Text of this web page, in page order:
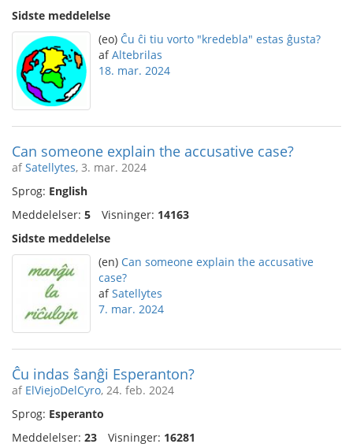
Sidste meddelelse
(eo) Ĉu ĉi tiu vorto "kredebla" estas ĝusta?
afAltebrilas
18. mar. 2024
Can someone explain the accusative case?
afSatellytes, 3. mar. 2024
Sprog: English
Meddelelser: 5 Visninger: 14163
Sidste meddelelse
(en) Can someone explain the accusative
case?
afSatellytes
7. mar. 2024
Ĉu indas ŝanĝi Esperanton?
af ElViejoDelCyro, 24. feb. 2024
Sprog: Esperanto
Meddelelser: 23 Visninger: 16281